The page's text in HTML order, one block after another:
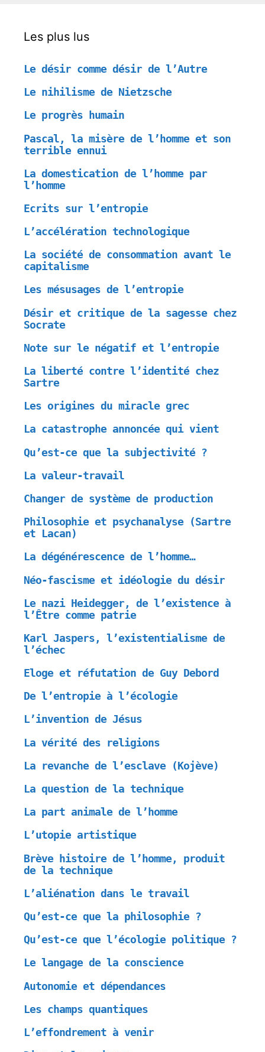
Les plus lus
Le désir comme désir de l’Autre
Le nihilisme de Nietzsche
Le progrès humain
Pascal, la misère de l’homme et son
terrible ennui
La domestication de l’homme par
l’homme
Ecrits sur l’entropie
L’accélération technologique
La société de consommation avant le
capitalisme
Les mésusages de l’entropie
Désir et critique de la sagesse chez
Socrate
Note sur le négatif et l’entropie
La liberté contre l’identité chez
Sartre
Les origines du miracle grec
La catastrophe annoncée qui vient
Qu’est-ce que la subjectivité ?
La valeur-travail
Changer de système de production
Philosophie et psychanalyse (Sartre
et Lacan)
La dégénérescence de l’homme…
Néo-fascisme et idéologie du désir
Le nazi Heidegger, de l’existence à
l’Être comme patrie
Karl Jaspers, l’existentialisme de
l’échec
Eloge et réfutation de Guy Debord
De l’entropie à l’écologie
L’invention de Jésus
La vérité des religions
La revanche de l’esclave (Kojève)
La question de la technique
La part animale de l’homme
L’utopie artistique
Brève histoire de l’homme, produit
de la technique
L’aliénation dans le travail
Qu’est-ce que la philosophie ?
Qu’est-ce que l’écologie politique ?
Le langage de la conscience
Autonomie et dépendances
Les champs quantiques
L’effondrement à venir